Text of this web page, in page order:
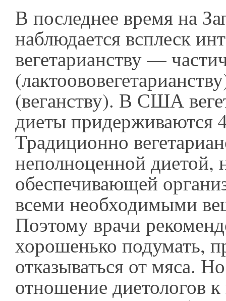
В последнее время на
наблюдается всплеск
вегетарианству —
(веганству). В США
диеты придерживаются
Традиционно
неполноценной диетой,
обеспечивающей
всеми необходимыми
Поэтому врачи
хорошенько подумать,
отказываться от мяса.
отношение диетологов к